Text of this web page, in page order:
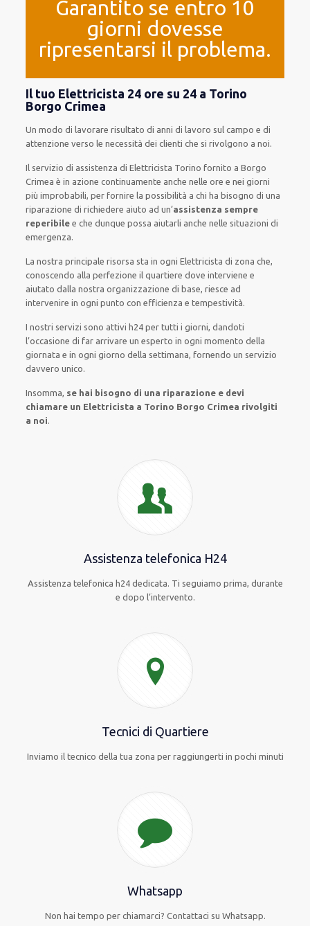
Garantito se entro 10
giorni dovesse
ripresentarsi il problema.
Il tuo Elettricista 24 ore su 24 a Torino
Borgo Crimea
Un modo di lavorare risultato di anni di lavoro sul campo e di
attenzione verso le necessitàdei clienti che si rivolgono a noi.
Il servizio di assistenza di Elettricista Torinofornito a Borgo
Crimea èin azione continuamente anchenelle ore e nei giorni
piùimprobabili, perfornire la possibilità a chi ha bisogno di una
riparazione dirichiedere aiuto ad un’assistenza sempre
reperibile e chedunque possa aiutarli anchenelle situazioni di
emergenza.
La nostra principale risorsa sta in ogni Elettricista di zona che,
conoscendo alla perfezione il quartiere dove interviene e
aiutato dalla nostra organizzazione di base, riesce ad
intervenire in ogni punto con efficienza e tempestività.
I nostri servizi sono attivi h24pertutti i giorni, dandoti
l’occasione di far arrivare unesperto inogni momento della
giornata e inogni giorno della settimana, fornendo un servizio
davvero unico.
Insomma, se hai bisogno di una riparazione e devi
chiamare un Elettricista a Torino Borgo Crimea rivolgiti
a noi.
Assistenza telefonica H24
Assistenza telefonica h24 dedicata. Ti seguiamo prima, durante
e dopo l’intervento.
Tecnici di Quartiere
Inviamo il tecnico della tua zona per raggiungerti in pochi minuti
Whatsapp
Non hai tempo per chiamarci? Contattaci su Whatsapp.